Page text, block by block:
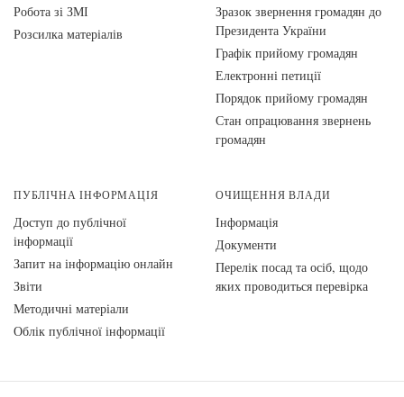
Робота зі ЗМІ
Розсилка матеріалів
Зразок звернення громадян до
Президента України
Графік прийому громадян
Електронні петиції
Порядок прийому громадян
Стан опрацювання звернень
громадян
ПУБЛІЧНА ІНФОРМАЦІЯ
Доступ до публічної
інформації
Запит на інформацію онлайн
Звіти
Методичні матеріали
Облік публічної інформації
ОЧИЩЕННЯ ВЛАДИ
Інформація
Документи
Перелік посад та осіб, щодо
яких проводиться перевірка